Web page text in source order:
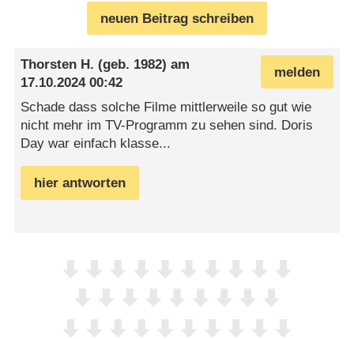
neuen Beitrag schreiben
melden
Thorsten H. (geb. 1982) am
17.10.2024 00:42
Schade dass solche Filme mittlerweile so gut wie
nicht mehr im TV-Programm zu sehen sind. Doris
Day war einfach klasse...
hier antworten